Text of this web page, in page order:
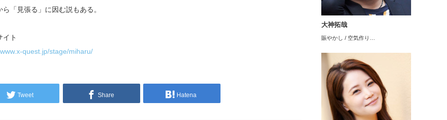
ら「見張る」に因む説もある。
イト
quest.jp/stage/miharu/
Tweet Share Hatena
大神拓哉
賑やかし / 空気作り…